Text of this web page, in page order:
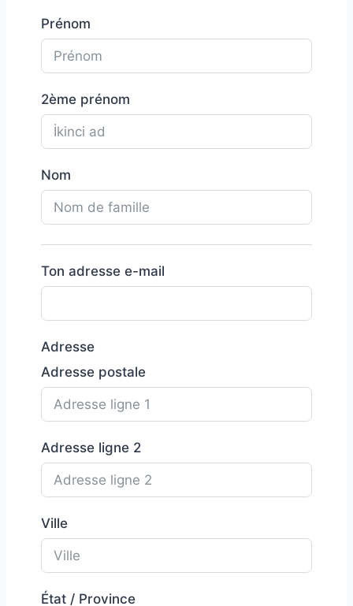
Prénom
2ème prénom
Nom
Ton adresse e-mail
Adresse
Adresse postale
Adresse ligne 2
Ville
État / Province